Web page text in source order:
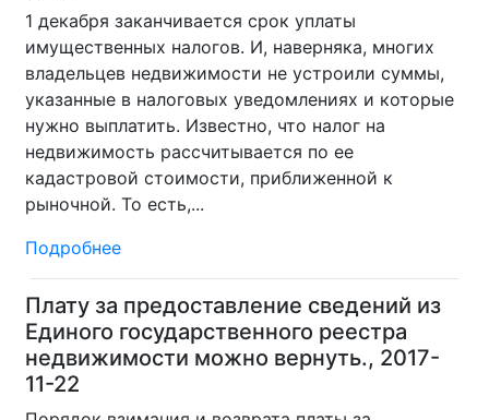
1 декабря заканчивается срок уплаты
имущественных налогов. И, наверняка, многих
владельцев недвижимости не устроили суммы,
указанные в налоговых уведомлениях и которые
нужно выплатить. Известно, что налог на
недвижимость рассчитывается по ее
кадастровой стоимости, приближенной к
рыночной. То есть,...
Подробнее
Плату за предоставление сведений из
Единого государственного реестра
недвижимости можно вернуть., 2017-
11-22